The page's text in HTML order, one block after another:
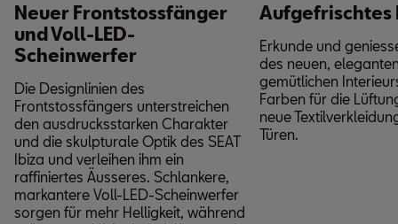
Neuer Frontstossfänger
und Voll-LED-
Scheinwerfer
Die Designlinien des
Frontstossfängers unterstreichen
den ausdrucksstarken Charakter
und die skulpturale Optik des SEAT
Ibiza und verleihen ihm ein
raffiniertes Äusseres. Schlankere,
markantere Voll-LED-Scheinwerfer
sorgen für mehr Helligkeit, während
Aufgefrischtes
Erkunde und
des neuen,
gemütlichen
Farben für die
neue
Türen.